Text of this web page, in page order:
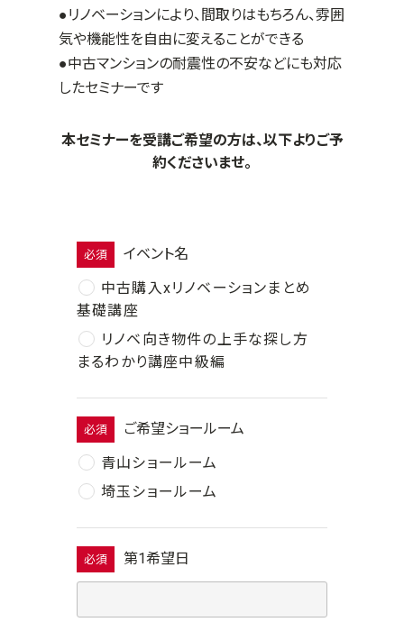
●リノベーションにより、間取りはもちろん、雰囲
気や機能性を自由に変えることができる
●中古マンションの耐震性の不安などにも対応
したセミナーです
本セミナーを受講ご希望の方は、以下よりご予
約くださいませ。
必須
イベント名
中古購入xリノベーションまとめ
基礎講座
リノベ向き物件の上手な探し方
まるわかり講座中級編
必須
ご希望ショールーム
青山ショールーム
埼玉ショールーム
必須 第1希望日